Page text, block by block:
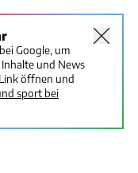
Google, um
und News
öffnen und
sport bei